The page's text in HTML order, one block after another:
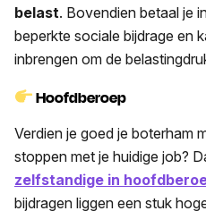
belast. Bovendien betaal je
beperkte sociale bijdrage en
inbrengen om de
Hoofdberoep
Verdien je goed je boterham
stoppen met je huidige job?
zelfstandige in
bijdragen liggen een stuk